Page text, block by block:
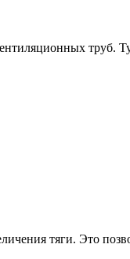
труб.
тяги. Это